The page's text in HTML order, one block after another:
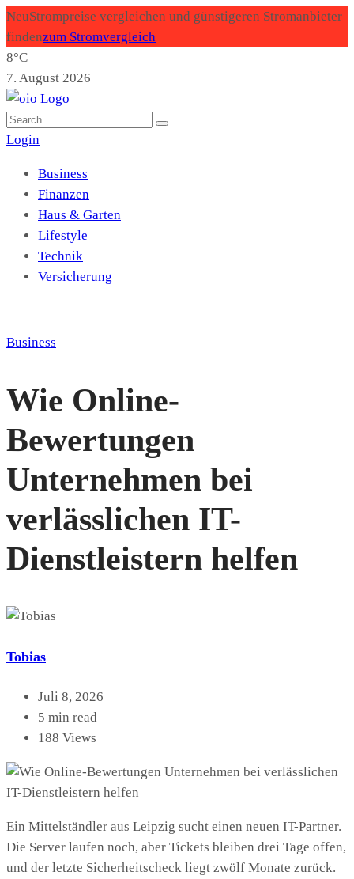
NeuStrompreise vergleichen und günstigeren Stromanbieter
findenzum Stromvergleich
8°C
7. August 2026
Login
Business
Finanzen
Haus & Garten
Lifestyle
Technik
Versicherung
Business
Wie Online-
Bewertungen
Unternehmen bei
verlässlichen IT-
Dienstleistern helfen
Tobias
Juli 8, 2026
5 min read
188 Views
Ein Mittelständler aus Leipzig sucht einen neuen IT-Partner.
Die Server laufen noch, aber Tickets bleiben drei Tage offen,
und der letzte Sicherheitscheck liegt zwölf Monate zurück.